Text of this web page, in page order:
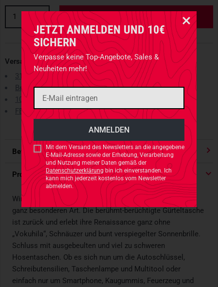
JETZT ANMELDEN UND 10€
SICHERN
Verpasse keine Top-Angebote, Sales &
Neuheiten mehr!
Mit dem Versand des Newsletters an die angegebene
E-Mail-Adresse sowie der Erhebung, Verarbeitung
und Nutzung meiner Daten gemäß der
Datenschutzerklärungbin ich einverstanden. Ich
kann mich jederzeit kostenlos vom Newsletter
abmelden.
1 IN DEN WARENKORB
Versand & Rückversand
31 Tage Rückgaberecht
Best-Preis-Garantie
10% Behördenrabatt
FELDPOST Lieferungen
Bewertungen 4.91/ 5 Sternen
Produktdetails
Wir im TACWRK feiern schon seit langem ein Revival der
ganz besonderen Art. Die berühmt-berüchtigte Gürteltasche
ist zurück und erlebt ihre Renaissance ganz ohne
„Vokuhila“, Schnäuzer und bunt verspiegelter Sonnenbrille.
Schluss mit ausgebeulten und viel zu schweren
Hosentaschen. Ob es sich nun um die Autoschlüssel,
Schreibutensilien, Taschenlampe und Multitool oder
einfach nur um Smartphone, Kaugummis, Feuerzeug und